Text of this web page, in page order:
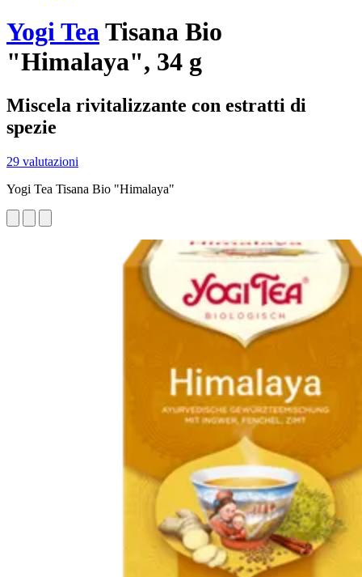
Yogi TeaTisana Bio
"Himalaya", 34 g
Miscela rivitalizzante con estratti di
spezie
29 valutazioni
Yogi Tea Tisana Bio "Himalaya"